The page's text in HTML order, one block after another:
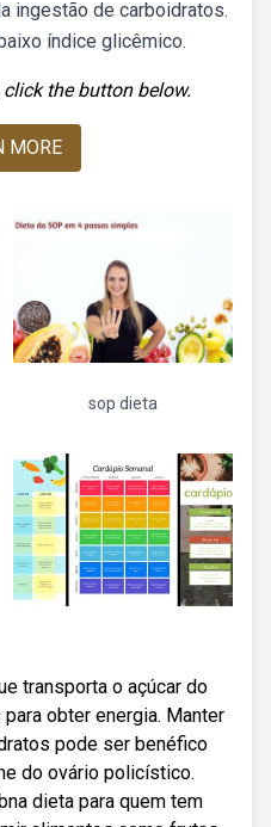
ingestão de carboidratos.
índice glicêmico.
the button below.
MORE
sop dieta
transporta o açúcar do
obter energia. Manter
pode ser benéfico
do ovário policístico.
dieta para quem tem